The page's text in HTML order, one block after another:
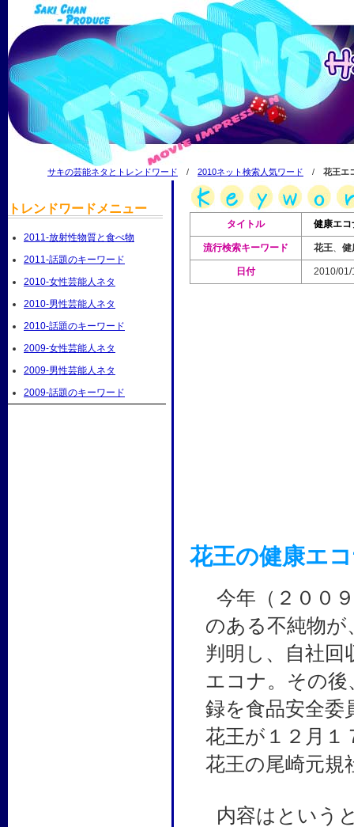
サキの芸能ネタとトレンドワード / 2010ネット検索人気ワード / 花王エ
トレンドワードメニュー
2011-放射性物質と食べ物
2011-話題のキーワード
2010-女性芸能人ネタ
2010-男性芸能人ネタ
2010-話題のキーワード
2009-女性芸能人ネタ
2009-男性芸能人ネタ
2009-話題のキーワード
タイトル 健康エコ
流行検索キーワード 花王、 健
日付 2010/
花王の健康エ
今年（２００
のある不純物
判明し、自社回
エコナ。その後
録を食品安全委
花王が１２月１
花王の尾崎元規
内容はという